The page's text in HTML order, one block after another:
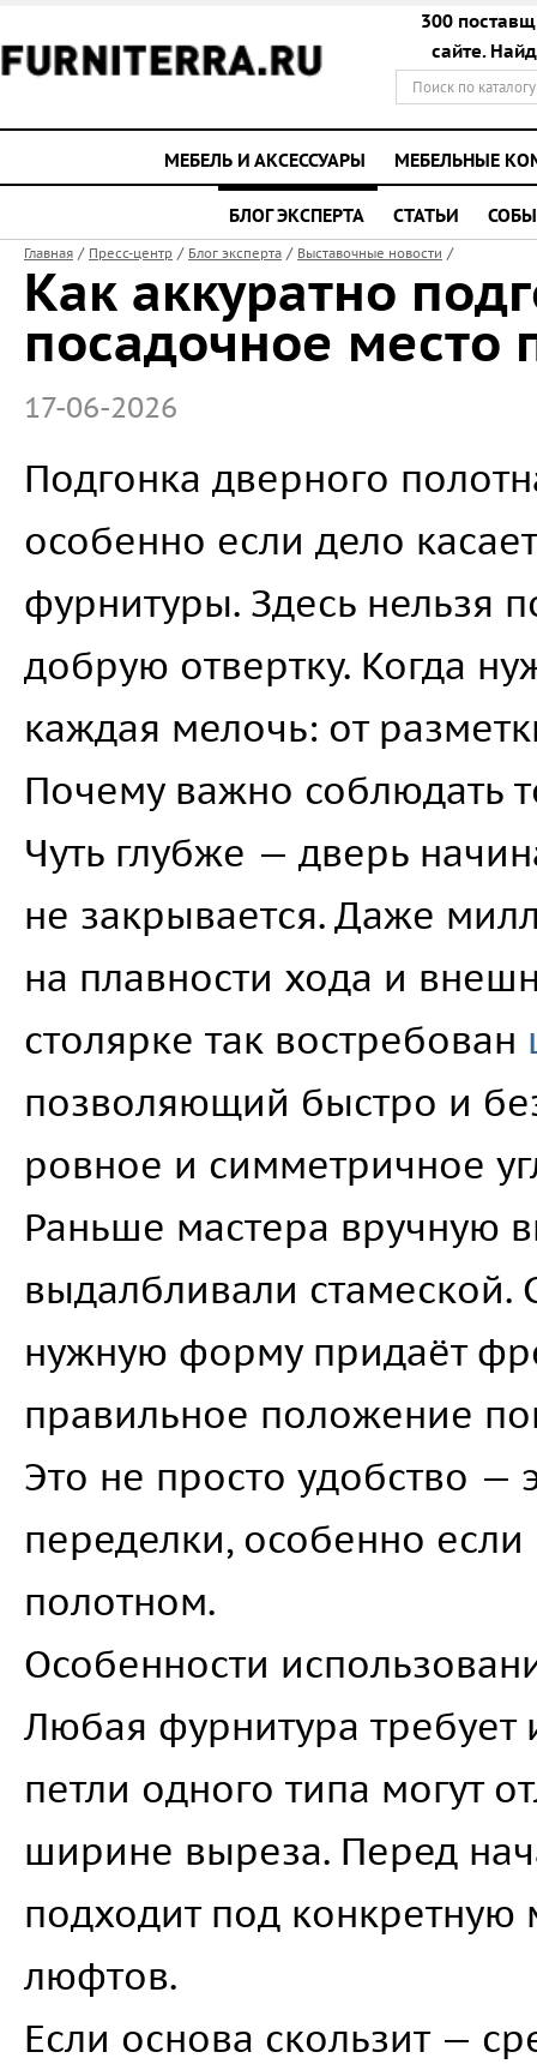
300
сайте.
МЕБЕЛЬ И АКСЕССУАРЫ МЕБЕЛЬНЫЕ
БЛОГ ЭКСПЕРТА СТАТЬИ
Главная / Пресс-центр / Блог эксперта / Выставочные новости /
Как аккуратно
посадочное место
17-06-2026
Подгонка дверного
особенно если дело
фурнитуры. Здесь нельзя
добрую отвертку. Когда
каждая мелочь: от
Почему важно соблюдать
Чуть глубже — дверь
не закрывается. Даже
на плавности хода и
столярке так востребован
позволяющий быстро и
ровное и симметричное
Раньше мастера вручную
выдалбливали стамеской.
нужную форму придаёт
правильное положение
Это не просто удобство —
переделки, особенно
полотном.
Особенности
Любая фурнитура
петли одного типа могут
ширине выреза. Перед
подходит под
люфтов.
Если основа скользит —